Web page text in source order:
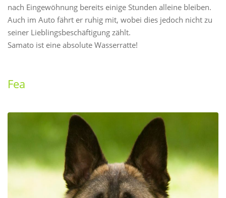
nach Eingewöhnung bereits einige Stunden alleine bleiben.
Auch im Auto fährt er ruhig mit, wobei dies jedoch nicht zu
seiner Lieblingsbeschäftigung zählt.
Samato ist eine absolute Wasserratte!
Fea